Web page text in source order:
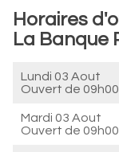
Horaires
La Banque
Lundi 03 Aout
Ouvert de
Mardi 03 Aout
Ouvert de